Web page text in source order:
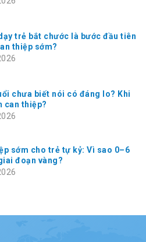
trẻ bắt chước là bước đầu tiên
thiệp sớm?
chưa biết nói có đáng lo? Khi
can thiệp?
sớm cho trẻ tự kỷ: Vì sao 0–6
đoạn vàng?